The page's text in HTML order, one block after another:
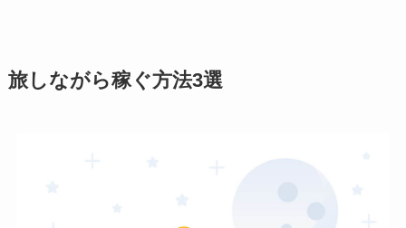
旅しながら稼ぐ方法3選